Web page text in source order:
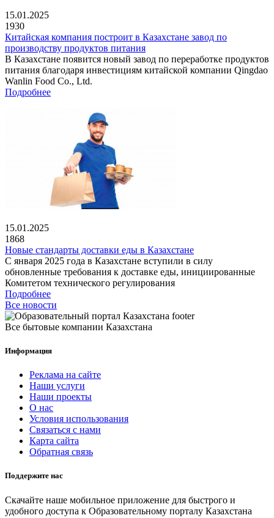
15.01.2025
1930
Китайская компания построит в Казахстане завод по
производству продуктов питания
В Казахстане появится новый завод по переработке продуктов
питания благодаря инвестициям китайской компании Qingdao
Wanlin Food Co., Ltd.
Подробнее
15.01.2025
1868
Новые стандарты доставки еды в Казахстане
С января 2025 года в Казахстане вступили в силу
обновленные требования к доставке еды, инициированные
Комитетом технического регулирования
Подробнее
Все новости
Все бытовые компании Казахстана
Информация
Реклама на сайте
Наши услуги
Наши проекты
О нас
Условия использования
Связаться с нами
Карта сайта
Обратная связь
Поддержите нас
Скачайте наше мобильное приложение для быстрого и
удобного доступа к Образовательному порталу Казахстана